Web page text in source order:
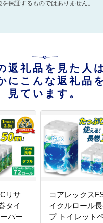
を保証するものではありません。
返礼品を見た人は
にこんな返礼品を
見ています。
リサ
タイ
パー
コアレックス
イクルロール
プ トイレット